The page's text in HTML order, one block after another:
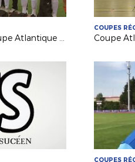
La dernière Finale de Coupe Atlantique Féminine Crédit-Mutuel !
COUPES
COUPES